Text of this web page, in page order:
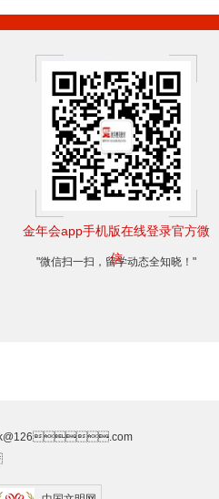
金年会app手机版在线登录官方微
信
"微信扫一扫，留学动态全知晓！"